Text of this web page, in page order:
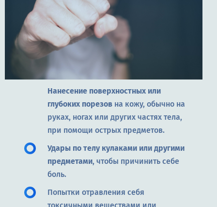
Нанесение поверхностных или
глубоких порезов на кожу, обычно на
руках, ногах или других частях тела,
при помощи острых предметов.
Удары по телу кулаками или другими
предметами, чтобы причинить себе
боль.
Попытки отравления себя